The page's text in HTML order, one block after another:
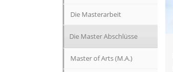
Die Masterarbeit
Die Master Abschlüsse
Master of Arts (M.A.)